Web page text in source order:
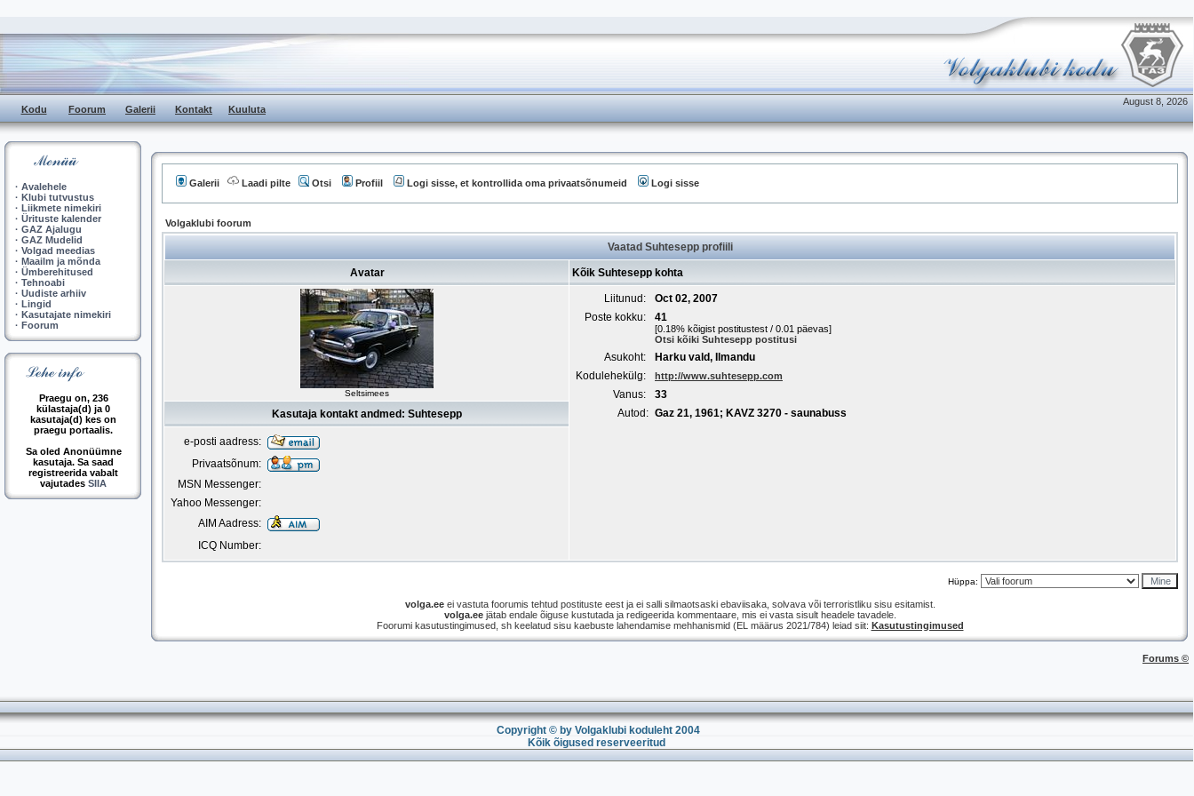
Kodu Foorum Galerii Kontakt Kuuluta
August 8, 2026
· Avalehele
· Klubi tutvustus
· Liikmete nimekiri
· Ürituste kalender
· GAZ Ajalugu
· GAZ Mudelid
· Volgad meedias
· Maailm ja mõnda
· Ümberehitused
· Tehnoabi
· Uudiste arhiiv
· Lingid
· Kasutajate nimekiri
· Foorum
Praegu on, 236
külastaja(d) ja 0
kasutaja(d) kes on
praegu portaalis.
Sa oled Anonüümne
kasutaja. Sa saad
registreerida vabalt
vajutades SIIA
Galerii Laadi pilte Otsi Profiil Logi sisse, et kontrollida oma privaatsõnumeid Logi sisse
Volgaklubi foorum
Vaatad Suhtesepp profiili
Avatar Kõik Suhtesepp kohta
Seltsimees
Liitunud:
Oct 02, 2007
Poste kokku:
41
[0.18% kõigist postitustest / 0.01 päevas]
Otsi kõiki Suhtesepp postitusi
Asukoht:
Harku vald, Ilmandu
Kodulehekülg:
http://www.suhtesepp.com
Vanus:
33
Autod: Gaz 21, 1961; KAVZ 3270 - saunabuss
Kasutaja kontakt andmed: Suhtesepp
e-posti aadress:
Privaatsõnum:
MSN Messenger:
Yahoo Messenger:
AIM Aadress:
ICQ Number:
Hüppa:
volga.eeei vastuta foorumis tehtud postituste eest ja ei salli silmaotsaski ebaviisaka, solvava või terroristliku sisu esitamist.
volga.eejätab endale õiguse kustutada ja redigeerida kommentaare, mis ei vasta sisult headele tavadele.
Foorumi kasutustingimused, sh keelatud sisu kaebuste lahendamise mehhanismid (EL määrus 2021/784) leiad siit: Kasutustingimused
Forums ©
Copyright © by Volgaklubi koduleht 2004
Kõik õigused reserveeritud